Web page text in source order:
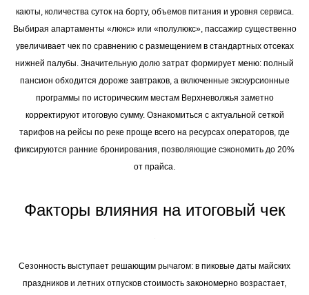
каюты, количества суток на борту, объемов питания и уровня сервиса.
Выбирая апартаменты «люкс» или «полулюкс», пассажир существенно
увеличивает чек по сравнению с размещением в стандартных отсеках
нижней палубы. Значительную долю затрат формирует меню: полный
пансион обходится дороже завтраков, а включенные экскурсионные
программы по историческим местам Верхневолжья заметно
корректируют итоговую сумму. Ознакомиться с актуальной сеткой
тарифов на рейсы по реке проще всего на ресурсах операторов, где
фиксируются ранние бронирования, позволяющие сэкономить до 20%
от прайса.
Факторы влияния на итоговый чек
Сезонность выступает решающим рычагом: в пиковые даты майских
праздников и летних отпусков стоимость закономерно возрастает,